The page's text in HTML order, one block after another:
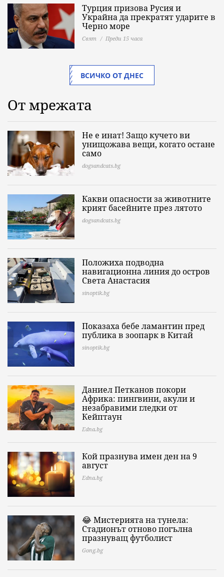
Турция призова Русия и
Украйна да прекратят ударите в
Черно море
Свят Преди 15 часа
ВСИЧКО ОТ ДНЕС
От мрежата
Не е инат! Защо кучето ви
унищожава вещи, когато остане
само
dogsandcats.bg
Какви опасности за животните
крият басейните през лятото
dogsandcats.bg
Положиха подводна
навигационна линия до остров
Света Анастасия
sinoptik.bg
Показаха бебе ламантин пред
публика в зоопарк в Китай
sinoptik.bg
Даниел Петканов покори
Африка: пингвини, акули и
незабравими гледки от
Кейптаун
Edna.bg
Кой празнува имен ден на 9
август
Edna.bg
😂 Мистерията на тунела:
Стадионът отново погълна
празнуващ футболист
Gong.bg